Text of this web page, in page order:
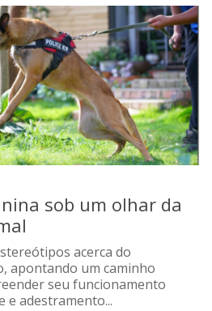
sob um olhar da
acerca do
apontando um caminho
seu funcionamento
e adestramento...